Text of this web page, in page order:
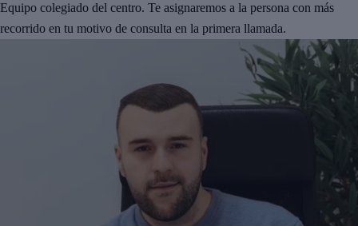
Equipo colegiado del centro. Te asignaremos a la persona con más
recorrido en tu motivo de consulta en la primera llamada.